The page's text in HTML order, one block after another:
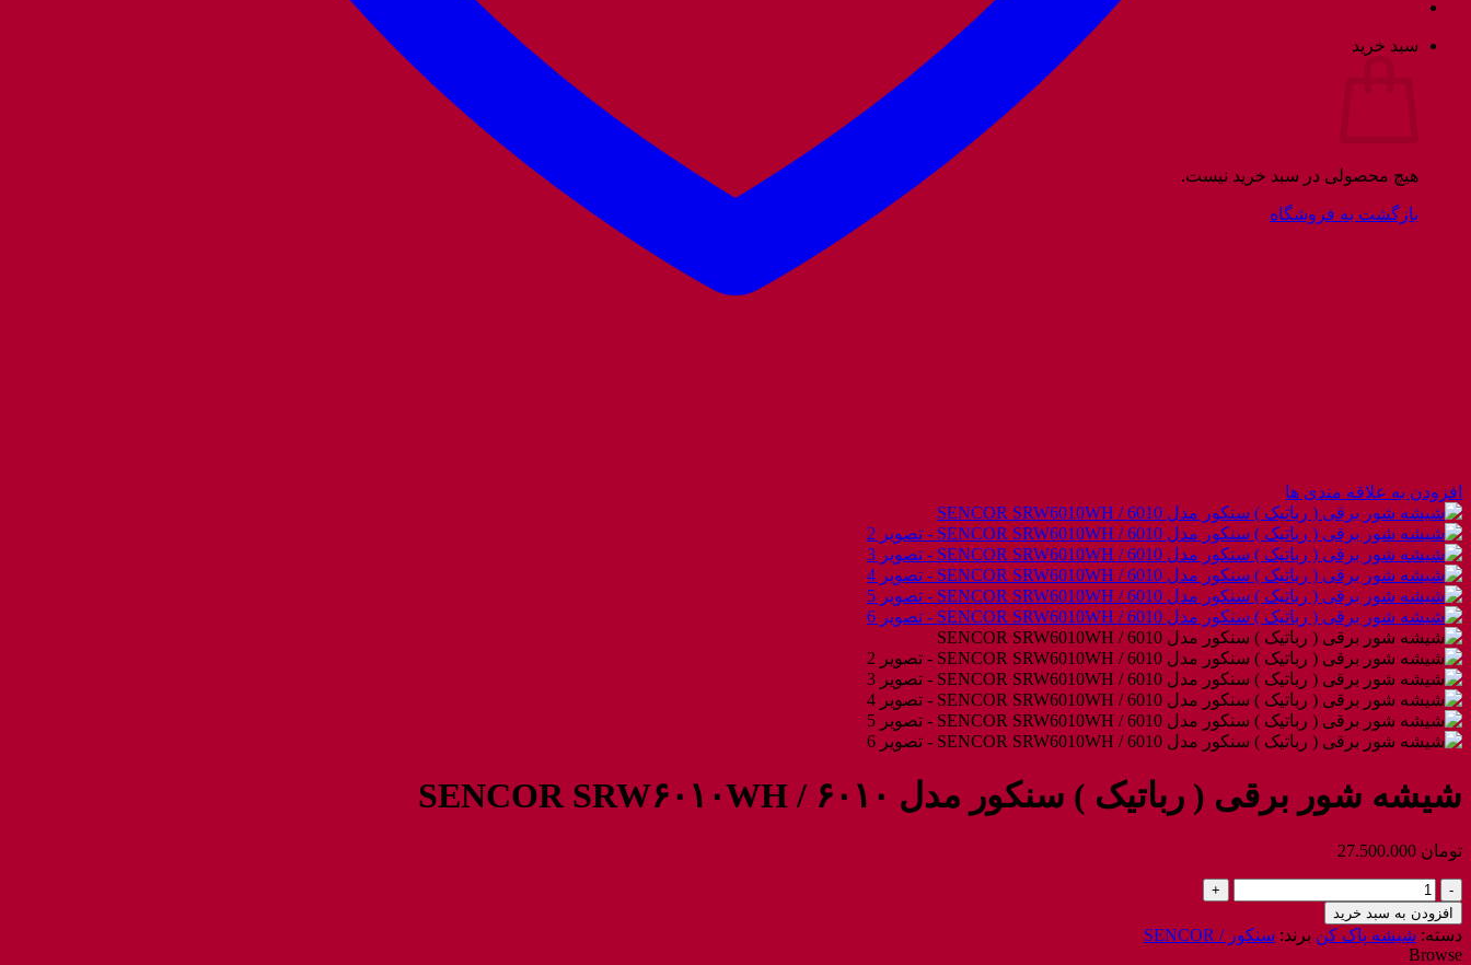
سبد خرید
هیچ محصولی در سبد خرید نیست.
بازگشت به فروشگاه
افزودن به علاقه مندی ها
شیشه شور برقی ( رباتیک ) سنکور مدل ۶۰۱۰ / SENCOR SRW۶۰۱۰WH
تومان
شیشه
شور
برقی
(
افزودن به سبد خرید
دسته: شیشه پاک کن برند: سنکور / SENCOR
Browse